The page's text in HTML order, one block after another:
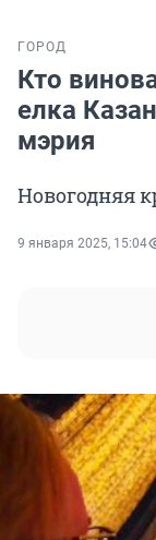
ГОРОД
Кто
елка
мэрия
Новогодняя
9 января 2025, 15:04